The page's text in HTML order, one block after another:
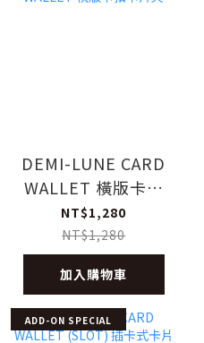
DEMI-LUNE CARD
WALLET 橫版卡扣
卡片夾
NT$1,280
NT$1,280
加入購物車
ADD-ON SPECIAL